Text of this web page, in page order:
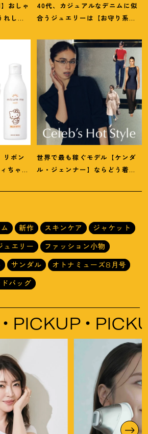
おしゃ
れしい
40代、カジュアルなデニムに似
合うジュエリーは【お守り系
旬顔に！
リボン
ちゃん
世界で最も稼ぐモデル【ケンダ
ル・ジェンナー】ならどう着
い添え
新作 スキンケア
ジャケット
ュエリー
ファッション小物
サンダル
オトナミューズ8月号
バッグ
PICKUP